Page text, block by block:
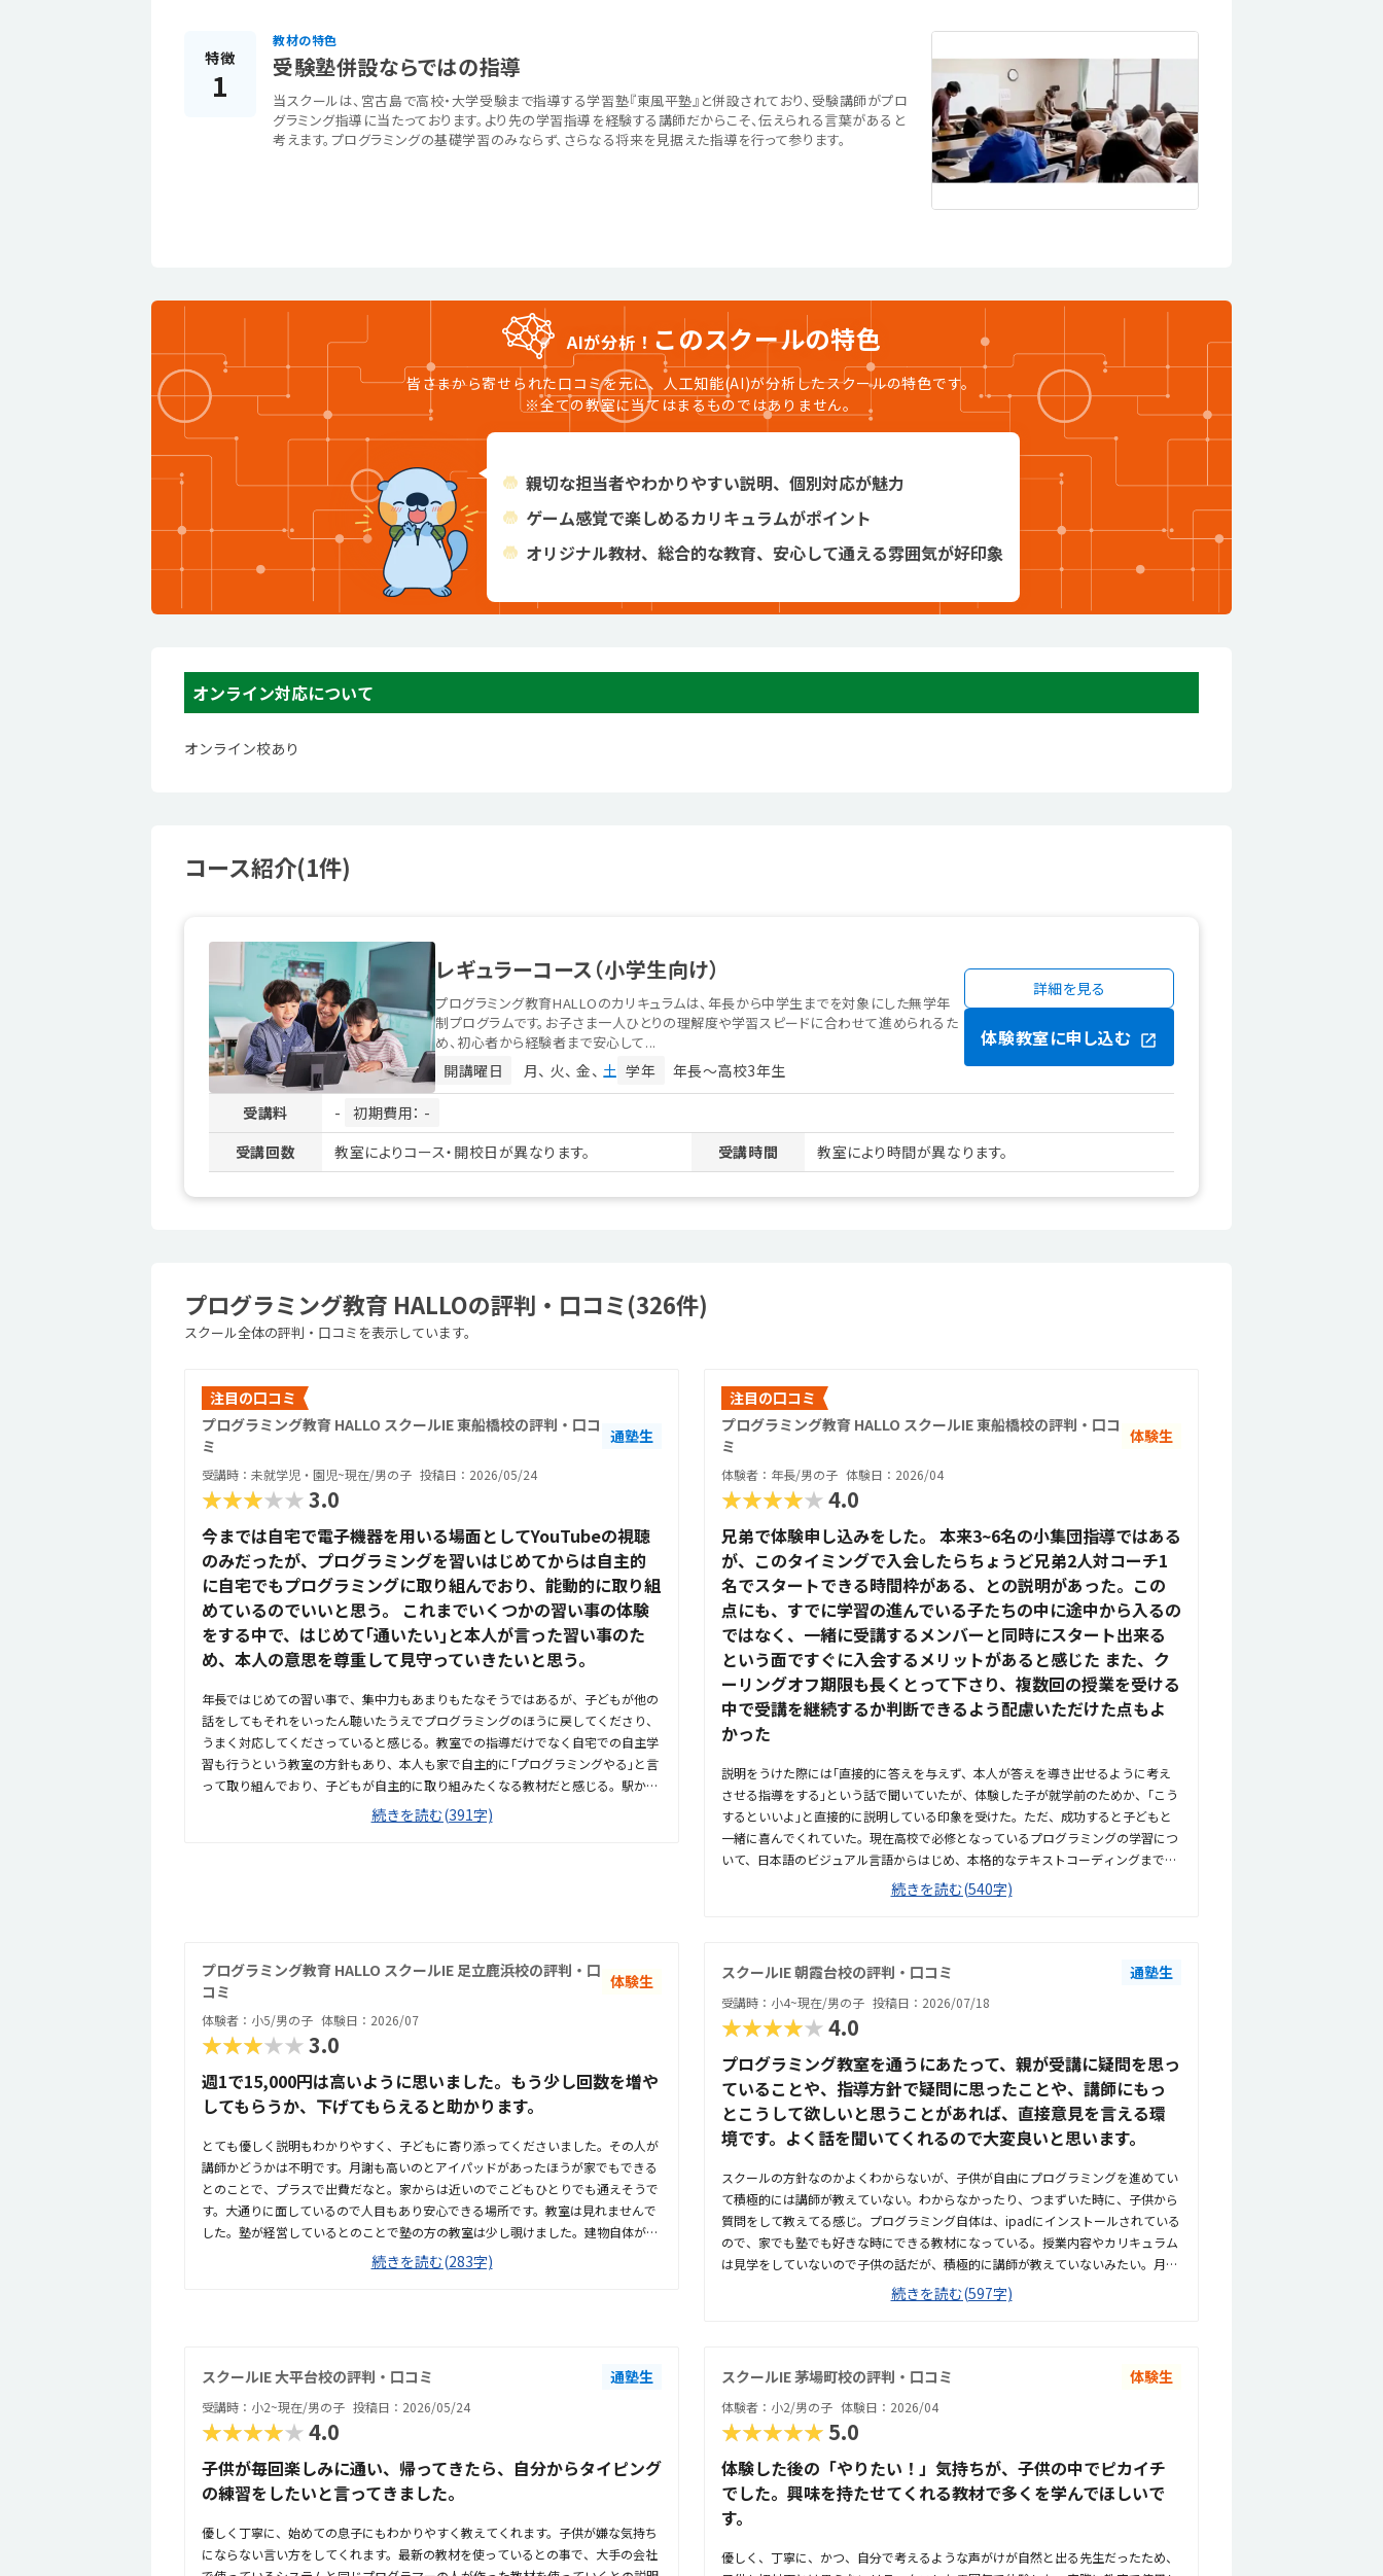
特徴
1
教材の特色
受験塾併設ならではの指導
当スクールは、宮古島で高校・大学受験まで指導する学習塾『東風平塾』と併設されており、受験講師がプロ
グラミング指導に当たっております。より先の学習指導を経験する講師だからこそ、伝えられる言葉があると
考えます。プログラミングの基礎学習のみならず、さらなる将来を見据えた指導を行って参ります。
AIが分析！ このスクールの特色
皆さまから寄せられた口コミを元に、人工知能(AI)が分析したスクールの特色です。
※全ての教室に当てはまるものではありません。
親切な担当者やわかりやすい説明、個別対応が魅力
ゲーム感覚で楽しめるカリキュラムがポイント
オリジナル教材、総合的な教育、安心して通える雰囲気が好印象
オンライン対応について
オンライン校あり
コース紹介(1件)
レギュラーコース（小学生向け）
プログラミング教育HALLOのカリキュラムは、年長から中学生までを対象にした無学年
制プログラムです。お子さま一人ひとりの理解度や学習スピードに合わせて進められるた
め、初心者から経験者まで安心して...
開講曜日 月 火 金 土 学年 年長〜高校3年生
詳細を見る
体験教室に申し込む
受講料 -
初期費用： -
受講回数
教室によりコース・開校日が異なります。 受講時間 教室により時間が異なります。
プログラミング教育 HALLOの評判・口コミ(326件)
スクール全体の評判・口コミを表示しています。
注目の口コミ
プログラミング教育 HALLO スクールIE 東船橋校の評判・口コ
ミ
通塾生
受講時：未就学児・園児~現在/男の子 投稿日：2026/05/24
★★★★★3.0
今までは自宅で電子機器を用いる場面としてYouTubeの視聴
のみだったが、プログラミングを習いはじめてからは自主的
に自宅でもプログラミングに取り組んでおり、能動的に取り組
めているのでいいと思う。 これまでいくつかの習い事の体験
をする中で、はじめて｢通いたい｣と本人が言った習い事のた
め、本人の意思を尊重して見守っていきたいと思う。
年長ではじめての習い事で、集中力もあまりもたなそうではあるが、子どもが他の
話をしてもそれをいったん聴いたうえでプログラミングのほうに戻してくださり、
うまく対応してくださっていると感じる。教室での指導だけでなく自宅での自主学
習も行うという教室の方針もあり、本人も家で自主的に｢プログラミングやる｣と言
って取り組んでおり、子どもが自主的に取り組みたくなる教材だと感じる。駅から
も程近く、駐輪場もあるため通いやすいと思う。ただ、プログラミングHALLOを目
的に来ると個別指導スクールIEの看板しかないため、初回は少し迷ってしまった。
続きを読む(391字)
注目の口コミ
プログラミング教育 HALLO スクールIE 東船橋校の評判・口コ
ミ
体験生
体験者：年長/男の子 体験日：2026/04
★★★★★4.0
兄弟で体験申し込みをした。 本来3~6名の小集団指導ではある
が、このタイミングで入会したらちょうど兄弟2人対コーチ1
名でスタートできる時間枠がある、との説明があった。この
点にも、すでに学習の進んでいる子たちの中に途中から入るの
ではなく、一緒に受講するメンバーと同時にスタート出来る
という面ですぐに入会するメリットがあると感じた また、ク
ーリングオフ期限も長くとって下さり、複数回の授業を受ける
中で受講を継続するか判断できるよう配慮いただけた点もよ
かった
説明をうけた際には｢直接的に答えを与えず、本人が答えを導き出せるように考え
させる指導をする｣という話で聞いていたが、体験した子が就学前のためか、｢こう
するといいよ｣と直接的に説明している印象を受けた。ただ、成功すると子どもと
一緒に喜んでくれていた。現在高校で必修となっているプログラミングの学習につ
いて、日本語のビジュアル言語からはじめ、本格的なテキストコーディングまでを
段階的にステップアップして繋げ将来必要な力まで着実に身に付けることが出来そ
うだと感じた。また、ゲームを作成し他の生徒から評価をうけることが出来るとい
われている【個別指導スクールIE】の表記しか見受けられず、【HALLO】の教室が
た。ただ、同一の教室内で教科学習の個別指導も行われているため、未就学児のプ
ログラミング指導の声が、他の子の学習の妨げにならないか気にかかる料金設定は
特に目立って高くも低くもなく適正だと感じた。4月のキャンペーンで入会費無料
という説明もあり、体験時に入会を決めた
続きを読む(540字)
プログラミング教育 HALLO スクールIE 足立鹿浜校の評判・口
コミ
体験生
体験者：小5/男の子 体験日：2026/07
★★★★★3.0
週1で15,000円は高いように思いました。もう少し回数を増や
してもらうか、下げてもらえると助かります。
とても優しく説明もわかりやすく、子どもに寄り添ってくださいました。その人が
講師かどうかは不明です。月謝も高いのとアイパッドがあったほうが家でもできる
とのことで、プラスで出費だなと。家からは近いのでこどもひとりでも通えそうで
す。大通りに面しているので人目もあり安心できる場所です。教室は見れませんで
した。塾が経営しているとのことで塾の方の教室は少し覗けました。建物自体が古
い感じでした。週1で15,000円は高いように思いました。もう少し回数を増やして
もらうか、下げてもらえると助かります。説明してくれた方はとても説明がわかり
続きを読む(283字)
スクールIE 朝霞台校の評判・口コミ 通塾生
受講時：小4~現在/男の子 投稿日：2026/07/18
★★★★★4.0
プログラミング教室を通うにあたって、親が受講に疑問を思っ
ていることや、指導方針で疑問に思ったことや、講師にもっ
とこうして欲しいと思うことがあれば、直接意見を言える環
境です。よく話を聞いてくれるので大変良いと思います。
スクールの方針なのかよくわからないが、子供が自由にプログラミングを進めてい
て積極的には講師が教えていない。わからなかったり、つまずいた時に、子供から
質問をして教えてる感じ。プログラミング自体は、ipadにインストールされている
ので、家でも塾でも好きな時にできる教材になっている。授業内容やカリキュラム
は見学をしていないので子供の話だが、積極的に講師が教えていないみたい。月1
回はプログラミングで作ったものを発表すると聞いていたが、実施してないみた
い。駅からは徒歩ですぐ来れる距離で、一本道だから迷うことなく来れるので立地
はないので詳しくはわからないが、入り口や教室の内装は奇麗だと思います。気軽
んが、オンラインでなく、対面で教えてくれるので、妥当な金額と思います。子供
には楽しいみたいで、家でも自由にプログラミングを進めています。たまにゲーム
みたいなものを作っていて、親に「やってみて」と言ってきます。プログラミング
能力だけでなく創造力も養われているのかなと感じます。今のところは特にありま
せん。オンラインでなく、対面での受講は、人と接する機会の場としても良いと思
います。
続きを読む(597字)
スクールIE 大平台校の評判・口コミ 通塾生
受講時：小2~現在/男の子 投稿日：2026/05/24
★★★★★4.0
子供が毎回楽しみに通い、帰ってきたら、自分からタイピング
の練習をしたいと言ってきました。
優しく丁寧に、始めての息子にもわかりやすく教えてくれます。子供が嫌な気持ち
にならない言い方をしてくれます。最新の教材を使っているとの事で、大手の会社
スクールIE 茅場町校の評判・口コミ 体験生
体験者：小2/男の子 体験日：2026/04
★★★★★5.0
体験した後の「やりたい！」気持ちが、子供の中でピカイチ
でした。興味を持たせてくれる教材で多くを学んでほしいで
す。
優しく、丁寧に、かつ、自分で考えるような声がけが自然と出る先生だったため、